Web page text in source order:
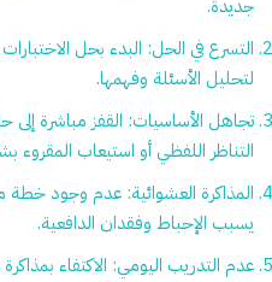
جديدة.
التسرع في الحل: البدء بحل
لتحليل الأسئلة وفهمها.
تجاهل الأساسيات: القفز مباشرة إلى
التناظر اللفظي أو استيعاب
المذاكرة العشوائية: عدم وجود خطة
يسبب الإحباط وفقدان الدافعية.
عدم التدريب اليومي: الاكتفاء